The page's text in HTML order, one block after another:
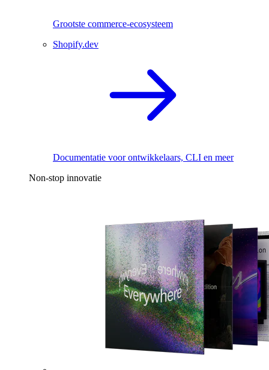
Grootste commerce-ecosysteem
Shopify.dev
Documentatie voor ontwikkelaars, CLI en meer
Non-stop innovatie